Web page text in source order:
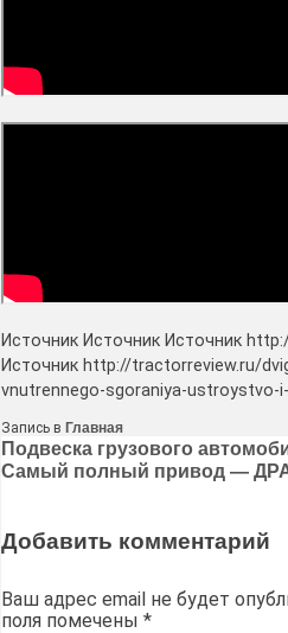
Источник Источник Источник
Источник http://tractorreview.ru/
vnutrennego-sgoraniya-ustroystvo-
Запись в Главная
Навигация
по
Подвеска грузового
Самый полный привод —
Добавить комментарий
Ваш адрес email не будет
поля помечены *